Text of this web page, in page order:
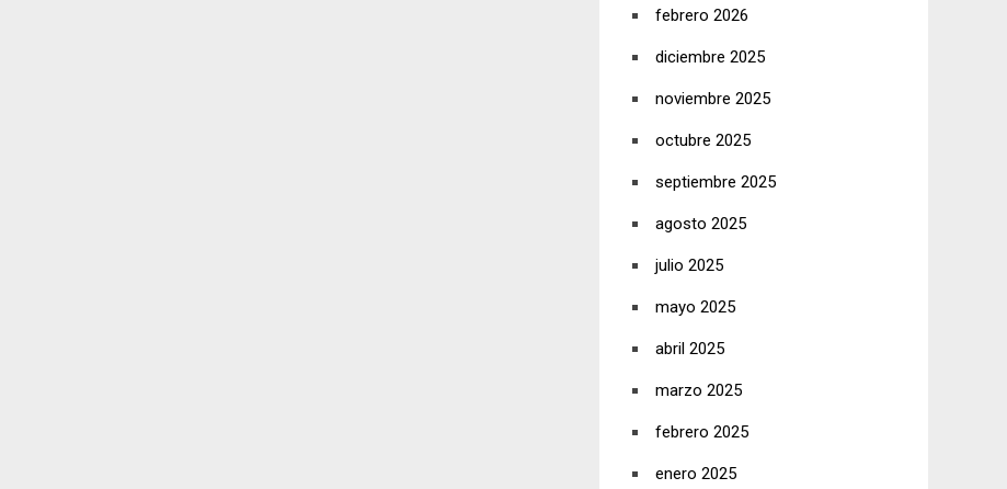
febrero 2026
diciembre 2025
noviembre 2025
octubre 2025
septiembre 2025
agosto 2025
julio 2025
mayo 2025
abril 2025
marzo 2025
febrero 2025
enero 2025